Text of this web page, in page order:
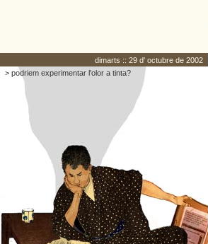
dimarts :: 29 d' octubre de 2002
> podriem experimentar l'olor a tinta?